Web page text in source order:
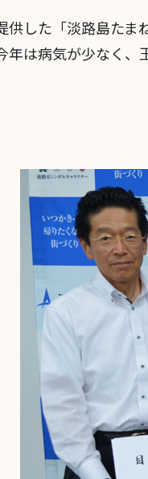
供した「淡路島たま
年は病気が少なく、